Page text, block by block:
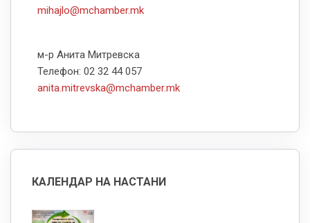
mihajlo@mchamber.mk
м-р Анита Митревска
Телефон: 02 32 44 057
anita.mitrevska@mchamber.mk
КАЛЕНДАР НА НАСТАНИ